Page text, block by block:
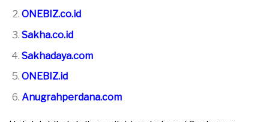
ONEBIZ.co.id
Sakha.co.id
Sakhadaya.com
ONEBIZ.id
Anugrahperdana.com